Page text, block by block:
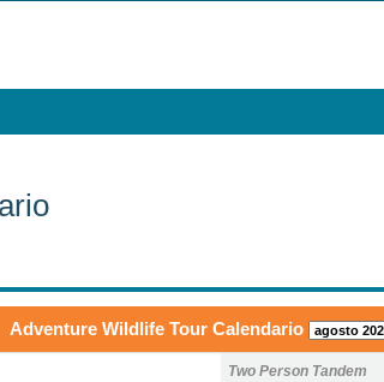
Adventure Wildlife Tour Calendario
Two Person Tandem